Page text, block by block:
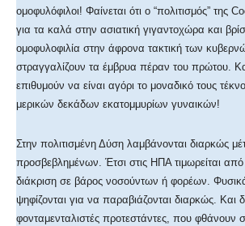
ομοφυλόφιλοι! Φαίνεται ότι ο “πoλιτισμός” της
για τα καλά στην ασιατική γιγαντοχώρα και
ομοφυλοφιλία στην άφρονα τακτική των
στραγγαλίζουν τα έμβρυα πέραν του πρώτου.
επιθυμούν να είναι αγόρι το μοναδικό τους
μερικών δεκάδων εκατομμυρίων γυναικών!
Στην πολιτισμένη Δύση λαμβάνονται διαρκώς
προσβεβλημένων. Έτσι στις ΗΠΑ τιμωρείται
διάκριση σε βάρος νοσούντων ή φορέων.
ψηφίζονται για να παραβιάζονται διαρκώς. Και
φονταμενταλιστές προτεστάντες, που φθάνουν